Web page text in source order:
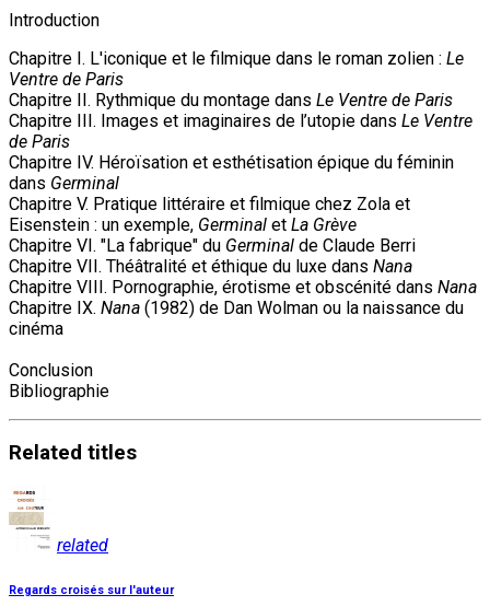
Introduction
Chapitre I. L'iconique et le filmique dans le roman zolien : Le
Ventre de Paris
Chapitre II. Rythmique du montage dans Le Ventre de Paris
Chapitre III. Images et imaginaires de l’utopie dans Le Ventre
de Paris
Chapitre IV. Héroïsation et esthétisation épique du féminin
dans Germinal
Chapitre V. Pratique littéraire et filmique chez Zola et
Eisenstein : un exemple, Germinal et La Grève
Chapitre VI. "La fabrique" du Germinal de Claude Berri
Chapitre VII. Théâtralité et éthique du luxe dans Nana
Chapitre VIII. Pornographie, érotisme et obscénité dans Nana
Chapitre IX. Nana (1982) de Dan Wolman ou la naissance du
cinéma
Conclusion
Bibliographie
Related titles
related
Regards croisés sur l'auteur